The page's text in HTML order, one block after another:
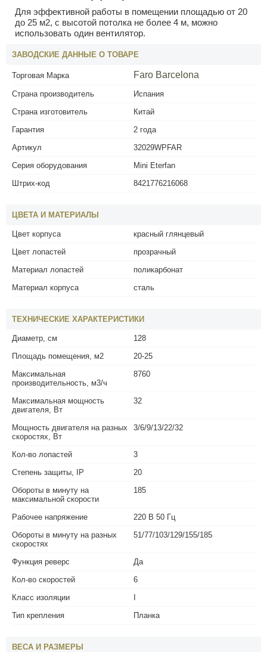
Для эффективной работы в помещении площадью от 20
до 25 м2, с высотой потолка не более 4 м, можно
использовать один вентилятор.
ЗАВОДСКИЕ ДАННЫЕ О ТОВАРЕ
Торговая Марка Faro Barcelona
Страна производитель
Испания
Страна изготовитель
Китай
Гарантия
2 года
Артикул
32029WPFAR
Серия оборудования
Mini Eterfan
Штрих-код
8421776216068
ЦВЕТА И МАТЕРИАЛЫ
Цвет корпуса
красный глянцевый
Цвет лопастей
прозрачный
Материал лопастей
поликарбонат
Материал корпуса
сталь
ТЕХНИЧЕСКИЕ ХАРАКТЕРИСТИКИ
Диаметр, см
128
Площадь помещения, м2
20-25
Максимальная
производительность, м3/ч
8760
Максимальная мощность
двигателя, Вт
32
Мощность двигателя на разных
скоростях, Вт
3/6/9/13/22/32
Кол-во лопастей
3
Степень защиты, IP
20
Обороты в минуту на
максимальной скорости
185
Рабочее напряжение
220 В 50 Гц
Обороты в минуту на разных
скоростях
51/77/103/129/155/185
Функция реверс
Да
Кол-во скоростей
6
Класс изоляции
I
Тип крепления
Планка
ВЕСА И РАЗМЕРЫ